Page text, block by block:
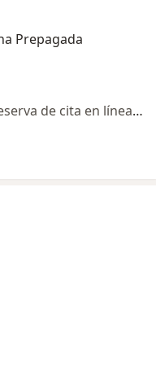
Prepagada
Este especialista no ofrece reserva de cita en línea en esta dirección.